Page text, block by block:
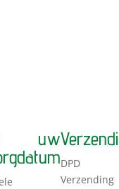
uw
DPD
Verzending